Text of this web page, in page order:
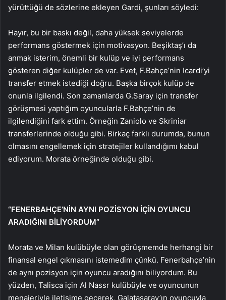
yürüttüğü de sözlerine ekleyen Gardi, şunları söyledi:
Hayır, bu bir baskı değil, daha yüksek seviyelerde
performans göstermek için motivasyon. Beşiktaş’ı da
anmak isterim, önemli bir kulüp ve iyi performans
gösteren diğer kulüpler de var. Evet, F.Bahçe’nin Icardi’yi
transfer etmek istediği doğru. Başka birçok kulüp de
onunla ilgilendi. Son zamanlarda G.Saray için transfer
görüşmesi yaptığım oyuncularla F.Bahçe’nin de
ilgilendiğini fark ettim. Örneğin Zaniolo ve Skriniar
transferlerinde olduğu gibi. Birkaç farklı durumda, bunun
olmasını engellemek için stratejiler kullandığımı kabul
ediyorum. Morata örneğinde olduğu gibi.
“FENERBAHÇE’NİN AYNI POZİSYON İÇİN OYUNCU
ARADIĞINI BİLİYORDUM”
Morata ve Milan kulübüyle olan görüşmemde herhangi bir
finansal engel çıkmasını istemedim çünkü. Fenerbahçe’nin
de aynı pozisyon için oyuncu aradığını biliyordum. Bu
yüzden, Talisca için Al Nassr kulübüyle ve oyuncunun
menajeriyle iletişime geçerek, Galatasaray’ın oyuncuyla